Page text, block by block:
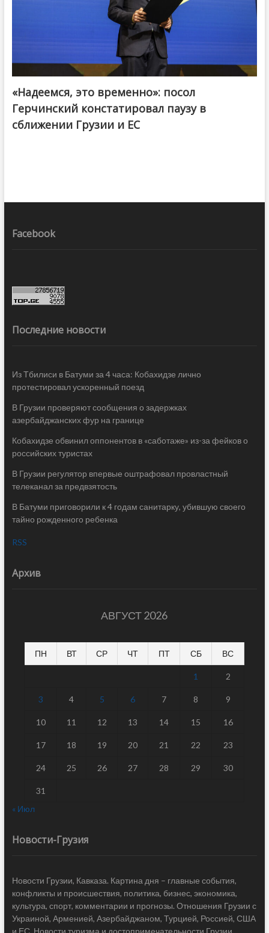
«Надеемся, это временно»: посол
Герчинский констатировал паузу в
сближении Грузии и ЕС
Facebook
Последние новости
Из Тбилиси в Батуми за 4 часа: Кобахидзе лично
протестировал ускоренный поезд
В Грузии проверяют сообщения о задержках
азербайджанских фур на границе
Кобахидзе обвинил оппонентов в «саботаже» из-за фейков о
российских туристах
В Грузии регулятор впервые оштрафовал провластный
телеканал за предвзятость
В Батуми приговорили к 4 годам санитарку, убившую своего
тайно рожденного ребенка
RSS
Архив
АВГУСТ 2026
ПН ВТ СР ЧТ ПТ СБ ВС
1 2
3 4 5 6 7 8 9
10 11 12 13 14 15 16
17 18 19 20 21 22 23
24 25 26 27 28 29 30
31
« Июл
Новости-Грузия
Новости Грузии, Кавказа. Картина дня – главные события,
конфликты и происшествия, политика, бизнес, экономика,
культура, спорт, комментарии и прогнозы. Отношения Грузии с
Украиной, Арменией, Азербайджаном, Турцией, Россией, США